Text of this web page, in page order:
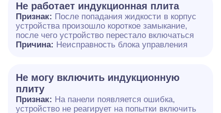
Не работает индукционная плита
Признак: После попадания жидкости в корпус
устройства произошло короткое замыкание,
после чего устройство перестало включаться
Причина: Неисправность блока управления
Не могу включить индукционную
плиту
Признак: На панели появляется ошибка,
устройство не реагирует на попытки включить